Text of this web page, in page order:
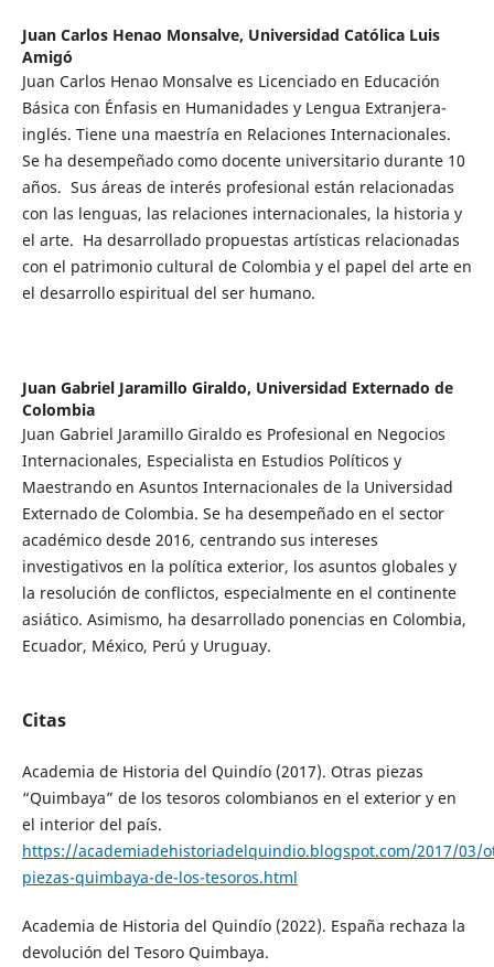
Juan Carlos Henao Monsalve, Universidad Católica Luis
Amigó
Juan Carlos Henao Monsalve es Licenciado en Educación
Básica con Énfasis en Humanidades y Lengua Extranjera-
inglés. Tiene una maestría en Relaciones Internacionales.
Se ha desempeñado como docente universitario durante 10
años. Sus áreas de interés profesional están relacionadas
con las lenguas, las relaciones internacionales, la historia y
el arte. Ha desarrollado propuestas artísticas relacionadas
con el patrimonio cultural de Colombia y el papel del arte en
el desarrollo espiritual del ser humano.
Juan Gabriel Jaramillo Giraldo, Universidad Externado de
Colombia
Juan Gabriel Jaramillo Giraldo es Profesional en Negocios
Internacionales, Especialista en Estudios Políticos y
Maestrando en Asuntos Internacionales de la Universidad
Externado de Colombia. Se ha desempeñado en el sector
académico desde 2016, centrando sus intereses
investigativos en la política exterior, los asuntos globales y
la resolución de conflictos, especialmente en el continente
asiático. Asimismo, ha desarrollado ponencias en Colombia,
Ecuador, México, Perú y Uruguay.
Citas
Academia de Historia del Quindío (2017). Otras piezas
“Quimbaya” de los tesoros colombianos en el exterior y en
el interior del país.
https://academiadehistoriadelquindio.blogspot.com/2017/03/
piezas-quimbaya-de-los-tesoros.html
Academia de Historia del Quindío (2022). España rechaza la
devolución del Tesoro Quimbaya.